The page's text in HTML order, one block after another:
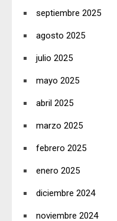
septiembre 2025
agosto 2025
julio 2025
mayo 2025
abril 2025
marzo 2025
febrero 2025
enero 2025
diciembre 2024
noviembre 2024